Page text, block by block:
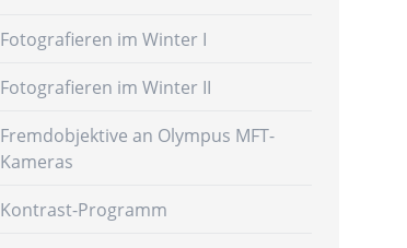
Fotografieren im Winter I
Fotografieren im Winter II
Fremdobjektive an Olympus MFT-
Kameras
Kontrast-Programm